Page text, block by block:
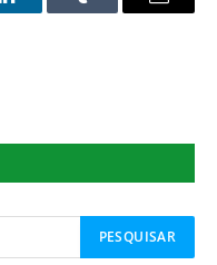
O
Tumblr
E-